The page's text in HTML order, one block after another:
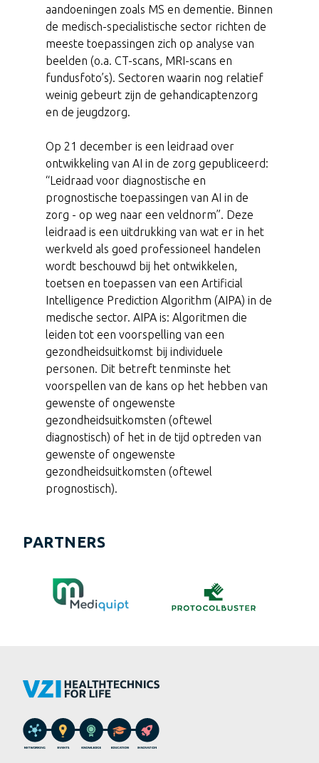
aandoeningen zoals MS en dementie. Binnen
de medisch-specialistische sector richten de
meeste toepassingen zich op analyse van
beelden (o.a. CT-scans, MRI-scans en
fundusfoto’s). Sectoren waarin nog relatief
weinig gebeurt zijn de gehandicaptenzorg
en de jeugdzorg.
Op 21 december is een leidraad over
ontwikkeling van AI in de zorg gepubliceerd:
“Leidraad voor diagnostische en
prognostische toepassingen van AI in de
zorg - op weg naar een veldnorm”. Deze
leidraad is een uitdrukking van wat er in het
werkveld als goed professioneel handelen
wordt beschouwd bij het ontwikkelen,
toetsen en toepassen van een Artificial
Intelligence Prediction Algorithm (AIPA) in de
medische sector. AIPA is: Algoritmen die
leiden tot een voorspelling van een
gezondheidsuitkomst bij individuele
personen. Dit betreft tenminste het
voorspellen van de kans op het hebben van
gewenste of ongewenste
gezondheidsuitkomsten (oftewel
diagnostisch) of het in de tijd optreden van
gewenste of ongewenste
gezondheidsuitkomsten (oftewel
prognostisch).
PARTNERS